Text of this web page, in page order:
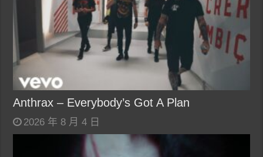
Anthrax – Everybody’s Got A Plan
2026 年 8 月 4 日